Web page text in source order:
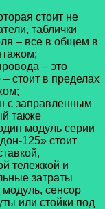
стоит не
таблички
– все в общем в
– это
– стоит в пределах
с заправленным
также
модуль серии
125» стоит
тележкой и
затраты
сенсор
или стойки под